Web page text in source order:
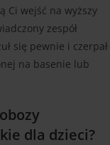
Ci wejść na wyższy
zespół
się pewnie i czerpał
na basenie lub
dla dzieci?